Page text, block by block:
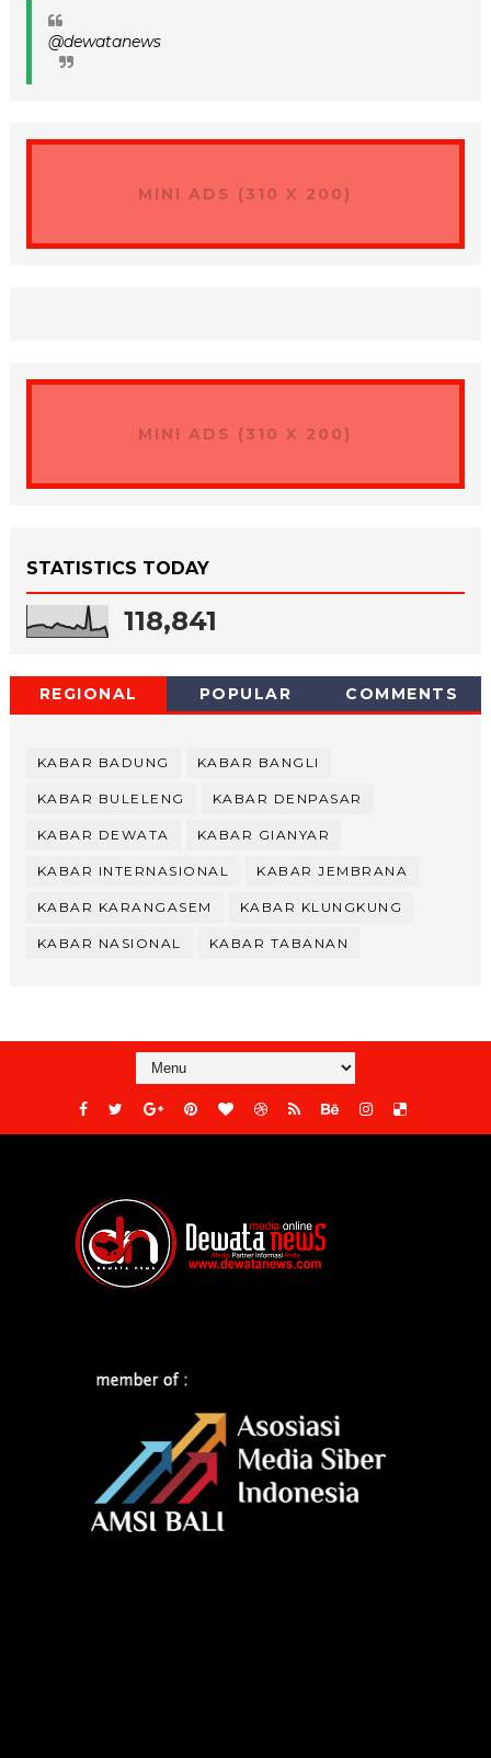
@dewatanews
MINI ADS (310 X 200)
MINI ADS (310 X 200)
STATISTICS TODAY
118,841
REGIONAL POPULAR COMMENTS
KABAR BADUNG KABAR BANGLI
KABAR BULELENG KABAR DENPASAR
KABAR DEWATA KABAR GIANYAR
KABAR INTERNASIONAL KABAR JEMBRANA
KABAR KARANGASEM KABAR KLUNGKUNG
KABAR NASIONAL KABAR TABANAN